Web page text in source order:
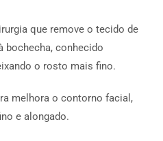
que remove o tecido de
bochecha, conhecido
o rosto mais fino.
melhora o contorno facial,
e alongado.